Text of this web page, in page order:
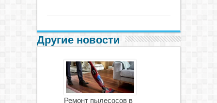
Другие новости
Ремонт пылесосов в